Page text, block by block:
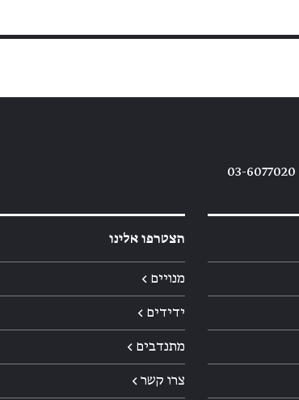
הצטרפו אלינו
מנויים ←
ידידים ←
מתנדבים ←
צרו קשר ←